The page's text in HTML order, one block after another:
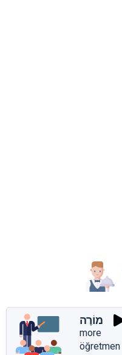
מוֹרֶה
more
öğretmen